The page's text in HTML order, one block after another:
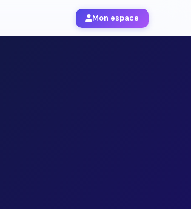
Mon espace